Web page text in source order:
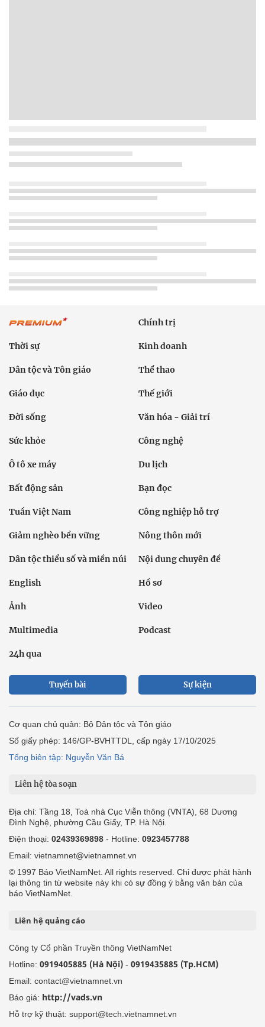
Chính trị
Thời sự Kinh doanh
Dân tộc và Tôn giáo Thể thao
Giáo dục Thế giới
Đời sống Văn hóa - Giải trí
Sức khỏe Công nghệ
Ô tô xe máy Du lịch
Bất động sản Bạn đọc
Tuần Việt Nam Công nghiệp hỗ trợ
Giảm nghèo bền vững Nông thôn mới
Dân tộc thiểu số và miền núi Nội dung chuyên đề
English Hồ sơ
Ảnh Video
Multimedia Podcast
24h qua
Tuyến bài Sự kiện
Cơ quan chủ quản: Bộ Dân tộc và Tôn giáo
Số giấy phép: 146/GP-BVHTTDL, cấp ngày 17/10/2025
Tổng biên tập: Nguyễn Văn Bá
Liên hệ tòa soạn
Địa chỉ: Tầng 18, Toà nhà Cục Viễn thông (VNTA), 68 Dương
Đình Nghệ, phường Cầu Giấy, TP. Hà Nội.
Điện thoại: 02439369898 - Hotline: 0923457788
Email: vietnamnet@vietnamnet.vn
© 1997 Báo VietNamNet. All rights reserved. Chỉ được phát hành
lại thông tin từ website này khi có sự đồng ý bằng văn bản của
báo VietNamNet.
Liên hệ quảng cáo
Công ty Cổ phần Truyền thông VietNamNet
Hotline: 0919405885 (Hà Nội) - 0919435885 (Tp.HCM)
Email: contact@vietnamnet.vn
Báo giá: http://vads.vn
Hỗ trợ kỹ thuật: support@tech.vietnamnet.vn